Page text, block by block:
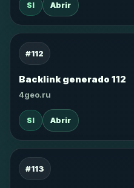
SI Abrir
#112
Backlink generado 112
4geo.ru
SI Abrir
#113